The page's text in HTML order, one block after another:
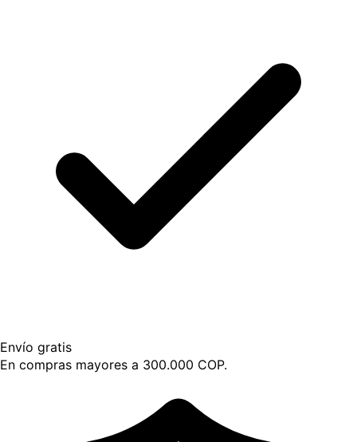
Envío gratis
En compras mayores a 300.000 COP.